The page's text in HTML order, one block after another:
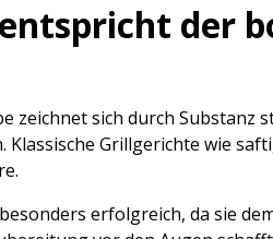
der
zeichnet sich durch Substanz
Grillgerichte wie
erfolgreich, da sie